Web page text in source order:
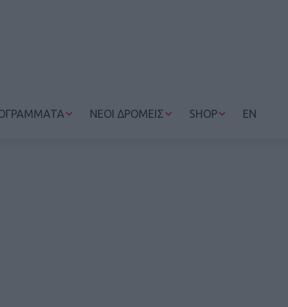
ΝΕΟΙ ΔΡΟΜΕΙΣ SHOP EN